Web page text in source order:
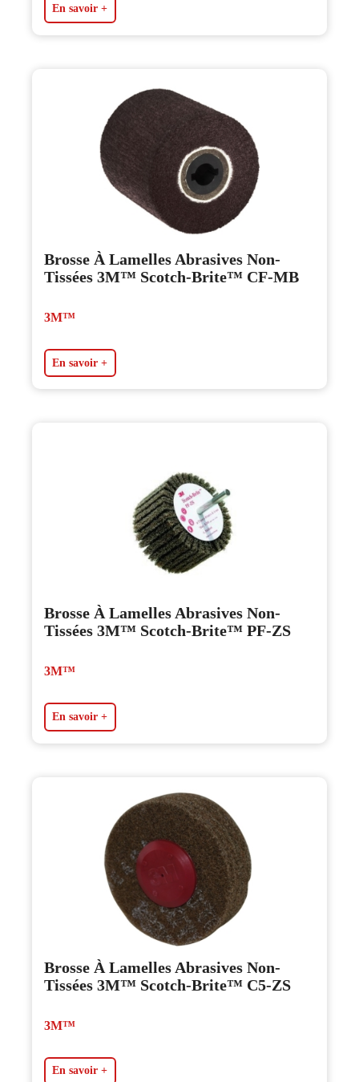
En savoir +
Brosse À Lamelles Abrasives Non-
Tissées 3M™ Scotch-Brite™ CF-MB
3M™
En savoir +
Brosse À Lamelles Abrasives Non-
Tissées 3M™ Scotch-Brite™ PF-ZS
3M™
En savoir +
Brosse À Lamelles Abrasives Non-
Tissées 3M™ Scotch-Brite™ C5-ZS
3M™
En savoir +